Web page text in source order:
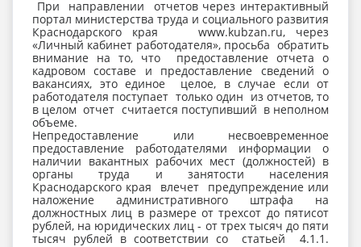
При направлении отчетов через интерактивный
портал министерства труда и социального развития
Краснодарского края www.kubzan.ru, через
«Личный кабинет работодателя», просьба обратить
внимание на то, что предоставление отчета о
кадровом составе и предоставление сведений о
вакансиях, это единое целое, в случае если от
работодателя поступает только один из отчетов, то
в целом отчет считается поступивший в неполном
объеме.
Непредоставление или несвоевременное
предоставление работодателями информации о
наличии вакантных рабочих мест (должностей) в
органы труда и занятости населения
Краснодарского края влечет предупреждение или
наложение административного штрафа на
должностных лиц в размере от трехсот до пятисот
рублей, на юридических лиц - от трех тысяч до пяти
тысяч рублей в соответствии со статьей 4.1.1.